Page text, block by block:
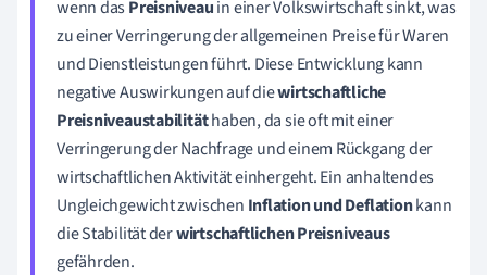
wenn dasPreisniveauin einer Volkswirtschaft sinkt, was
zu einer Verringerung der allgemeinen Preise für Waren
und Dienstleistungen führt. Diese Entwicklung kann
negative Auswirkungen auf diewirtschaftliche
Preisniveaustabilitäthaben, da sie oft mit einer
Verringerung der Nachfrage und einem Rückgang der
wirtschaftlichen Aktivität einhergeht. Ein anhaltendes
Ungleichgewicht zwischen Inflation und Deflationkann
die Stabilität derwirtschaftlichen Preisniveaus
gefährden.